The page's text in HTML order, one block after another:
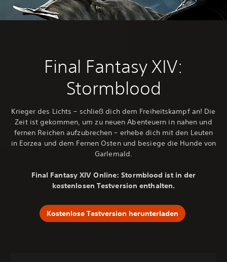
Final Fantasy XIV:
Stormblood
Krieger des Lichts – schließ dich dem Freiheitskampf an! Die
Zeit ist gekommen, um zu neuen Abenteuern in nahen und
fernen Reichen aufzubrechen – erhebe dich mit den Leuten
in Eorzea und dem Fernen Osten und besiege die Hunde von
Garlemald.
Final Fantasy XIV Online: Stormblood ist in der
kostenlosen Testversion enthalten.
Kostenlose Testversion herunterladen